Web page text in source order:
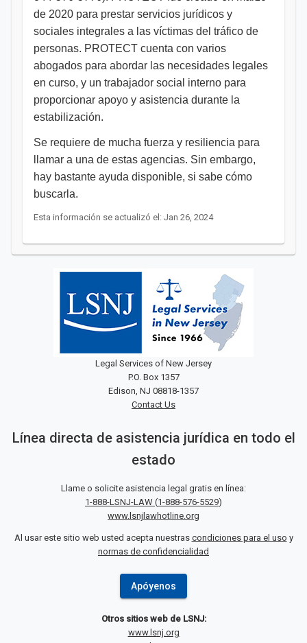
de 2020 para prestar servicios jurídicos y
sociales integrales a las víctimas del tráfico de
personas. PROTECT cuenta con varios
abogados para abordar las necesidades legales
en curso, y un trabajador social interno para
proporcionar apoyo y asistencia durante la
estabilización.
Se requiere de mucha fuerza y resiliencia para
llamar a una de estas agencias. Sin embargo,
hay bastante ayuda disponible, si sabe cómo
buscarla. ​​​​​​​ ​
Esta información se actualizó el: Jan 26, 2024
Legal Services of New Jersey
P.O. Box 1357
Edison, NJ 08818-1357
Contact Us
Línea directa de asistencia jurídica en todo el
estado
Llame o solicite asistencia legal gratis en línea:
1-888-LSNJ-LAW (1-888-576-5529)
www.lsnjlawhotline.org
Al usar este sitio web usted acepta nuestras condiciones para el uso y
normas de confidencialidad
Apóyenos
Otros sitios web de LSNJ:
www.lsnj.org